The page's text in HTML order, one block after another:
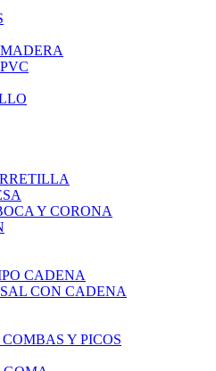
Y CORONA
CADENA
CON CADENA
Y PICOS